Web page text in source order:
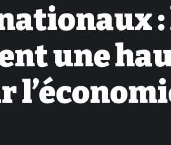
:
une